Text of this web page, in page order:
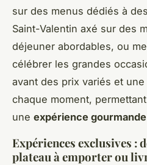
sur des menus dédiés à
Saint-Valentin axé sur des
déjeuner abordables, ou
célébrer les grandes
avant des prix variés et
chaque moment,
une expérience
Expériences exclusives :
plateau à emporter ou